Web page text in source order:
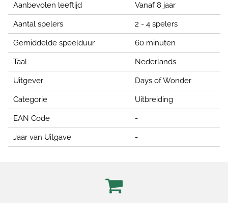
Aanbevolen leeftijd Vanaf 8 jaar
Aantal spelers 2 - 4 spelers
Gemiddelde speelduur 60 minuten
Taal Nederlands
Uitgever Days of Wonder
Categorie Uitbreiding
EAN Code -
Jaar van Uitgave -